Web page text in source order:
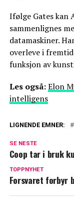
Ifølge Gates kan
sammenlignes
datamaskiner.
overleve i
funksjon av
Les også:Elon
intelligens
LIGNENDE EMNER:
SE NESTE
Coop tar i bruk
TOPPNYHET
Forsvaret forbyr